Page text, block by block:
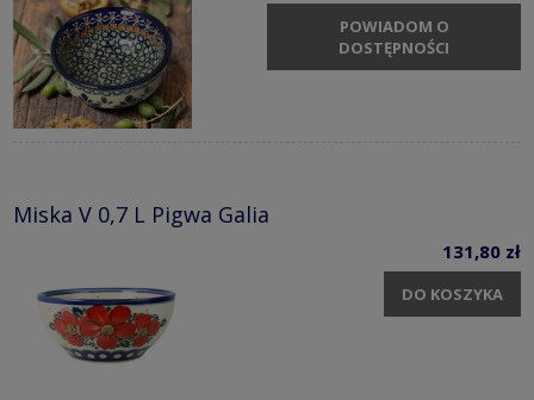
POWIADOM O
DOSTĘPNOŚCI
Miska V 0,7 L Pigwa Galia
131,80 zł
DO KOSZYKA